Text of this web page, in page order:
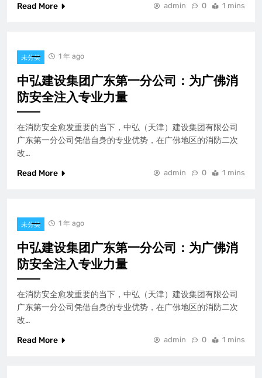
Read More
admin 0 1 mins
未分类 1 年 ago
中弘建设集团广东第一分公司：为广佛消
防安全注入专业力量
在消防安全愈发重要的当下，中弘（天津）建设集团有限公司
广东第一分公司凭借自身的专业优势，在广佛地区的消防二次
改…
Read More
admin 0 1 mins
未分类 1 年 ago
中弘建设集团广东第一分公司：为广佛消
防安全注入专业力量
在消防安全愈发重要的当下，中弘（天津）建设集团有限公司
广东第一分公司凭借自身的专业优势，在广佛地区的消防二次
改…
Read More
admin 0 1 mins